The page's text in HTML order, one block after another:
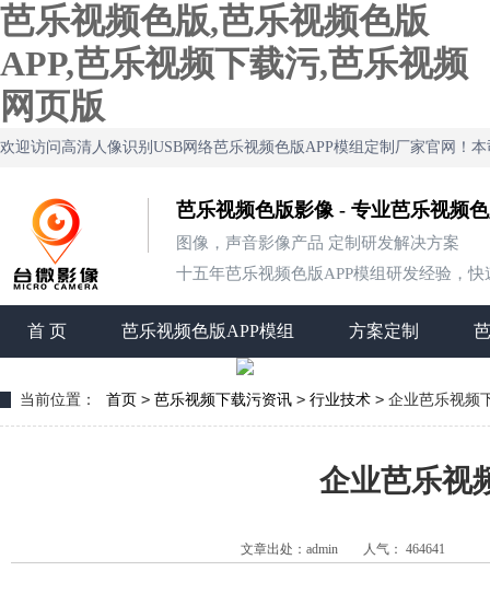
芭乐视频色版,芭乐视频色版
APP,芭乐视频下载污,芭乐视频
网页版
欢迎访问高清人像识别USB网络芭乐视频色版APP模组定制厂家官网！
芭乐视频色版影像 - 专业芭乐视频
图像，声音影像产品 定制研发解决方案
十五年芭乐视频色版APP模组研发经验，快
首 页 芭乐视频色版APP模组 方案定制
当前位置： 首页 > 芭乐视频下载污资讯 > 行业技术 > 企业芭乐视频
企业芭乐视
文章出处：admin 人气： 464641